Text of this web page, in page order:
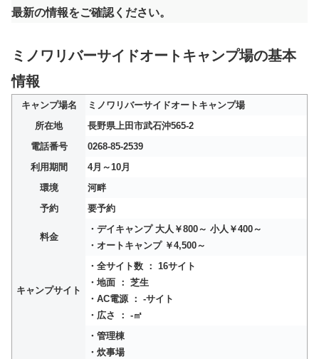
最新の情報をご確認ください。
ミノワリバーサイドオートキャンプ場の基本
情報
キャンプ場名
ミノワリバーサイドオートキャンプ場
所在地
長野県上田市武石沖565-2
電話番号
0268-85-2539
利用期間
4月～10月
環境
河畔
予約
要予約
料金
・デイキャンプ 大人￥800～ 小人￥400～
・オートキャンプ ￥4,500～
キャンプサイト
・全サイト数 ： 16サイト
・地面 ： 芝生
・AC電源 ： -サイト
・広さ ： -㎡
・管理棟
・炊事場